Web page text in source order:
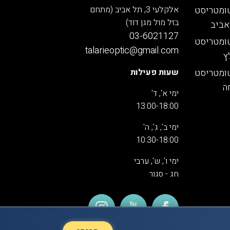
אלקלעי 3, תל אביב (מתחם
בזל מול מגן דוד)
03-6021127
talarieoptic@gmail.com
שעות פעילות
ימי א', ד'
13:00-18:00
ימי ב', ג', ה'
10:30-18:00
ימי ו', ש', ערבי
חג - סגור